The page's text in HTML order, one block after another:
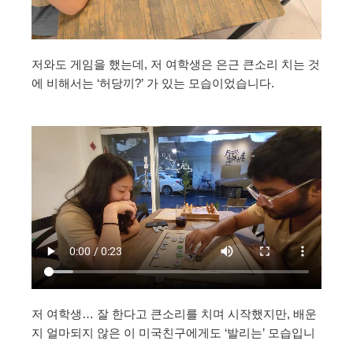
저와도 게임을 했는데, 저 여학생은 은근 큰소리 치는 것
에 비해서는 ‘허당끼?’ 가 있는 모습이었습니다.
저 여학생… 잘 한다고 큰소리를 치며 시작했지만, 배운
지 얼마되지 않은 이 미국친구에게도 ‘발리는’ 모습입니